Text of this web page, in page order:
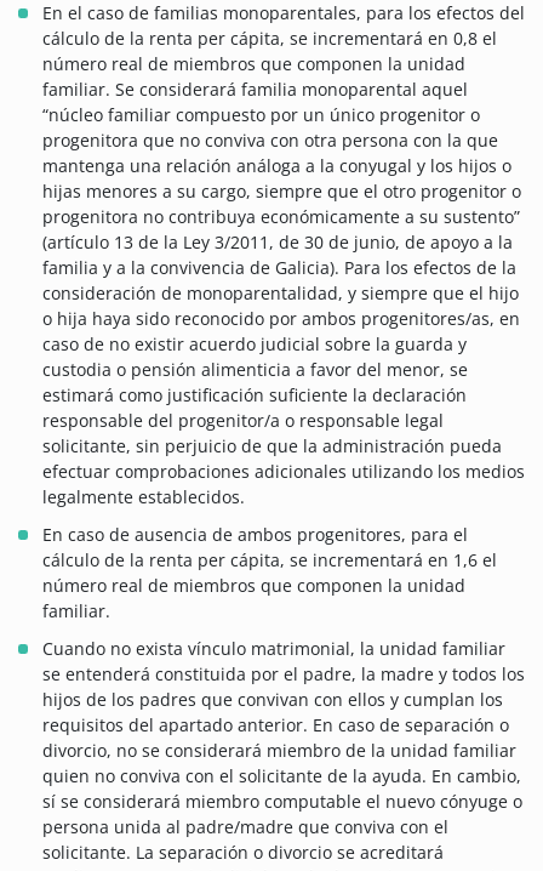
En el caso de familias monoparentales, para los efectos del
cálculo de la renta per cápita, se incrementará en 0,8 el
número real de miembros que componen la unidad
familiar. Se considerará familia monoparental aquel
“núcleo familiar compuesto por un único progenitor o
progenitora que no conviva con otra persona con la que
mantenga una relación análoga a la conyugal y los hijos o
hijas menores a su cargo, siempre que el otro progenitor o
progenitora no contribuya económicamente a su sustento”
(artículo 13 de la Ley 3/2011, de 30 de junio, de apoyo a la
familia y a la convivencia de Galicia). Para los efectos de la
consideración de monoparentalidad, y siempre que el hijo
o hija haya sido reconocido por ambos progenitores/as, en
caso de no existir acuerdo judicial sobre la guarda y
custodia o pensión alimenticia a favor del menor, se
estimará como justificación suficiente la declaración
responsable del progenitor/a o responsable legal
solicitante, sin perjuicio de que la administración pueda
efectuar comprobaciones adicionales utilizando los medios
legalmente establecidos.
En caso de ausencia de ambos progenitores, para el
cálculo de la renta per cápita, se incrementará en 1,6 el
número real de miembros que componen la unidad
familiar.
Cuando no exista vínculo matrimonial, la unidad familiar
se entenderá constituida por el padre, la madre y todos los
hijos de los padres que convivan con ellos y cumplan los
requisitos del apartado anterior. En caso de separación o
divorcio, no se considerará miembro de la unidad familiar
quien no conviva con el solicitante de la ayuda. En cambio,
sí se considerará miembro computable el nuevo cónyuge o
persona unida al padre/madre que conviva con el
solicitante. La separación o divorcio se acreditará